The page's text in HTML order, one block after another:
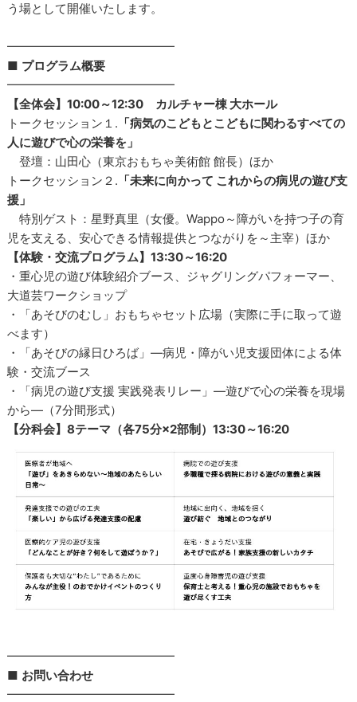
う場として開催いたします。
━━━━━━━━━━━━━━
■ プログラム概要
━━━━━━━━━━━━━━
【全体会】10:00～12:30 カルチャー棟 大ホール
トークセッション１. 「病気のこどもとこどもに関わるすべての
人に遊びで心の栄養を」
登壇：山田心（東京おもちゃ美術館 館長）ほか
トークセッション２. 「未来に向かって これからの病児の遊び支
援」
特別ゲスト：星野真里（女優。Wappo～障がいを持つ子の育
児を支える、安心できる情報提供とつながりを～主宰）ほか
【体験・交流プログラム】13:30～16:20
・重心児の遊び体験紹介ブース、ジャグリングパフォーマー、
大道芸ワークショップ
・「あそびのむし」おもちゃセット広場（実際に手に取って遊
べます）
・「あそびの縁日ひろば」―病児・障がい児支援団体による体
験・交流ブース
・「病児の遊び支援 実践発表リレー」―遊びで心の栄養を現場
から―（7分間形式）
【分科会】8テーマ（各75分×2部制）13:30～16:20
━━━━━━━━━━━━━━
■ お問い合わせ
━━━━━━━━━━━━━━